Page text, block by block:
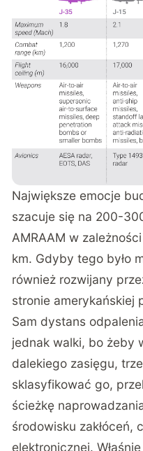
Największe emocje
szacuje się na 200-
AMRAAM w
km. Gdyby tego było
również rozwijany
stronie amerykańskiej
Sam dystans
jednak walki, bo żeby
dalekiego zasięgu,
sklasyfikować go,
ścieżkę
środowisku zakłóceń,
elektronicznej.